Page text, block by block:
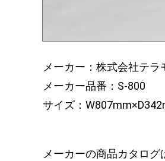
メーカー：株式会社テ
メーカー品番：S-800
サイズ：
メーカーの商品カタロ